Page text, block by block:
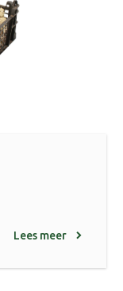
Lees meer